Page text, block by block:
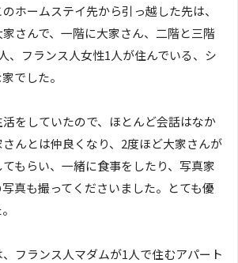
ホームステイ先から引っ越した先は、
さんで、一階に大家さん、二階と三階
、フランス人女性1人が住んでいる、シ
でした。
をしていたので、ほとんど会話はなか
んとは仲良くなり、2度ほど大家さんが
もらい、一緒に食事をしたり、写真家
真も撮ってくださいました。とても優
フランス人マダムが1人で住むアパート